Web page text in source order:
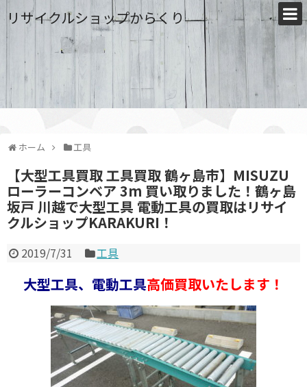
リサイクルショップからくり
ホーム 工具
【大型工具買取 工具買取 鶴ヶ島市】MISUZU
ローラーコンベア 3m 買い取りました！鶴ヶ島
坂戸 川越で大型工具 電動工具の買取はリサイ
クルショップKARAKURI！
2019/7/31 工具
大型工具、電動工具高価買取いたします！